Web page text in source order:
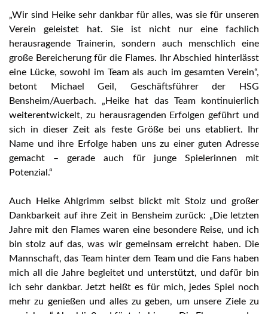
„Wir sind Heike sehr dankbar für alles, was sie für unseren
Verein geleistet hat. Sie ist nicht nur eine fachlich
herausragende Trainerin, sondern auch menschlich eine
große Bereicherung für die Flames. Ihr Abschied hinterlässt
eine Lücke, sowohl im Team als auch im gesamten Verein“,
betont Michael Geil, Geschäftsführer der HSG
Bensheim/Auerbach. „Heike hat das Team kontinuierlich
weiterentwickelt, zu herausragenden Erfolgen geführt und
sich in dieser Zeit als feste Größe bei uns etabliert. Ihr
Name und ihre Erfolge haben uns zu einer guten Adresse
gemacht – gerade auch für junge Spielerinnen mit
Potenzial.“
Auch Heike Ahlgrimm selbst blickt mit Stolz und großer
Dankbarkeit auf ihre Zeit in Bensheim zurück: „Die letzten
Jahre mit den Flames waren eine besondere Reise, und ich
bin stolz auf das, was wir gemeinsam erreicht haben. Die
Mannschaft, das Team hinter dem Team und die Fans haben
mich all die Jahre begleitet und unterstützt, und dafür bin
ich sehr dankbar. Jetzt heißt es für mich, jedes Spiel noch
mehr zu genießen und alles zu geben, um unsere Ziele zu